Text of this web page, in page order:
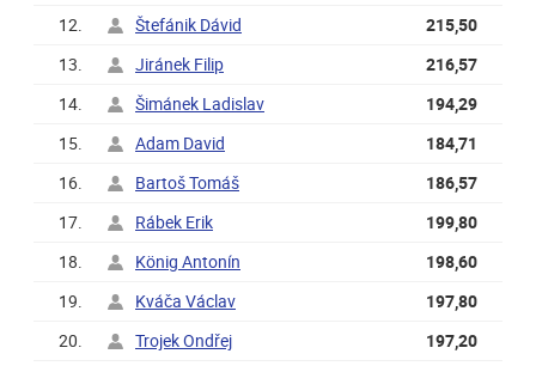
12.
Štefánik Dávid
215,50
13.
Jiránek Filip
216,57
14.
Šimánek Ladislav
194,29
15.
Adam David
184,71
16.
Bartoš Tomáš
186,57
17.
Rábek Erik
199,80
18.
König Antonín
198,60
19.
Kváča Václav
197,80
20.
Trojek Ondřej
197,20